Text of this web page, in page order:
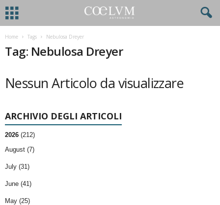
Home Tags Nebulosa Dreyer
Tag: Nebulosa Dreyer
Nessun Articolo da visualizzare
ARCHIVIO DEGLI ARTICOLI
2026 (212)
August (7)
July (31)
June (41)
May (25)